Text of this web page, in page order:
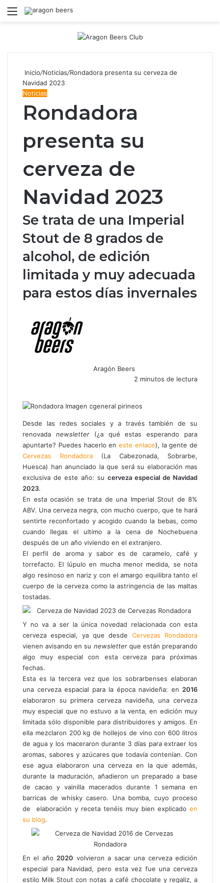
Menú
Inicio/Noticias/Rondadora presenta su cerveza de
Navidad 2023
Noticias
Rondadora
presenta su
cerveza de
Navidad 2023
Se trata de una Imperial
Stout de 8 grados de
alcohol, de edición
limitada y muy adecuada
para estos días invernales
Aragón Beers
2 minutos de lectura
a
c
e
o
al
e
m
p
p
o
c
o
r
r
e
o
e
l
e
r
ó
n
i
c
o
Desde las redes sociales y a través también de su
renovada newsletter(¿a qué estas esperando para
apuntarte? Puedes hacerlo en este enlace), la gente de
Cervezas Rondadora(La Cabezonada, Sobrarbe,
Huesca) han anunciado la que será su elaboración mas
exclusiva de este año: su cerveza especial de Navidad
2023.
En esta ocasión se trata de una Imperial Stout de 8%
ABV. Una cerveza negra, con mucho cuerpo, que te hará
sentirte reconfortado y acogido cuando la bebas, como
cuando llegas el ultimo a la cena de Nochebuena
después de un año viviendo en el extranjero.
El perfil de aroma y sabor es de caramelo, café y
torrefacto. El lúpulo en mucha menor medida, se nota
algo resinoso en nariz y con el amargo equilibra tanto el
cuerpo de la cerveza como la astringencia de las maltas
tostadas.
Y no va a ser la única novedad relacionada con esta
cerveza especial, ya que desde Cervezas Rondadora
vienen avisando en su newsletterque están preparando
algo muy especial con esta cerveza para próximas
fechas.
Esta es la tercera vez que los sobrarbenses elaboran
una cerveza espacial para la época navideña: en 2016
elaboraron su primera cerveza navideña, una cerveza
muy especial que no estuvo a la venta, en edición muy
limitada sólo disponible para distribuidores y amigos. En
ella mezclaron 200 kg de hollejos de vino con 600 litros
de agua y los maceraron durante 3 días para extraer los
aromas, sabores y azúcares que todavía contenían. Con
ese agua elaboraron una cerveza en la que además,
durante la maduración, añadieron un preparado a base
de cacao y vainilla macerados durante 1 semana en
barricas de whisky casero. Una bomba, cuyo proceso
de elaboración y receta tenéis muy bien explicado en
su blog.
En el año 2020 volvieron a sacar una cerveza edición
especial para Navidad, pero esta vez fue una cerveza
estilo Milk Stout con notas a café chocolate y regaliz, a